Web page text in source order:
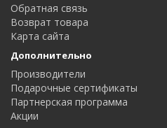
Обратная связь
Возврат товара
Карта сайта
Дополнительно
Производители
Подарочные сертификаты
Партнерская программа
Акции